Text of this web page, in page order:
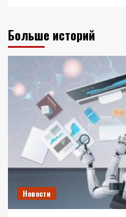
Больше историй
Новости